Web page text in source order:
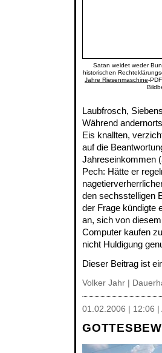
Satan weidet weder
historischen
Jahre Riesenmaschine-
Laubfrosch,
Während
Eis knallten,
auf die
Jahreseinkommen
Pech: Hätte er
den sechsstelligen
der Frage kündigte
an, sich von
Computer kaufen
nicht Huldigung
Dieser Beitrag ist
Volker Jahr |
01.02.2006 | 12:06